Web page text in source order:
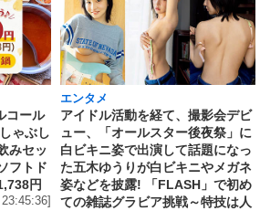
コール
ゃぶし
みセッ
フトド
円
エンタメ
アイドル活動を経て、撮影会デビ
ュー、「オールスター後夜祭」に
白ビキニ姿で出演して話題になっ
た五木ゆうりが白ビキニやメガネ
姿などを披露! 「FLASH」で初め
ての雑誌グラビア挑戦～特技は人